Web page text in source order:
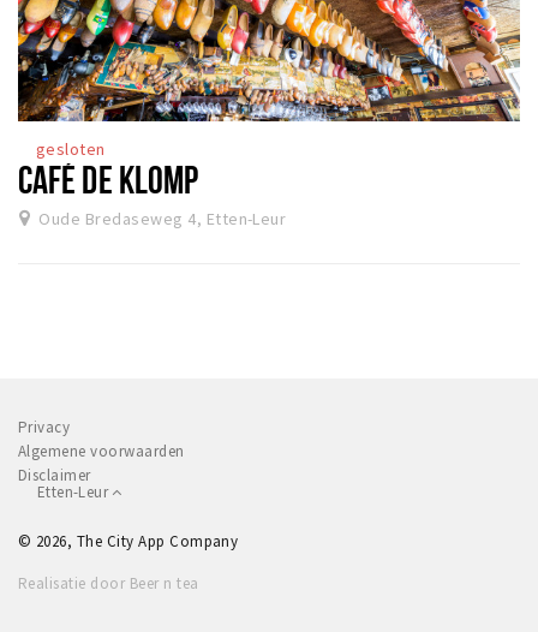
Recreatief
Winkels
Winkelgebieden
Parkeren
Bezienswaardigheden
Baroniepoorten
Sport
gesloten
CAFÉ DE KLOMP
Oude Bredaseweg 4, Etten-Leur
Privacy
Algemene voorwaarden
Disclaimer
Etten-Leur
© 2026, The City App Company
Realisatie door Beer n tea